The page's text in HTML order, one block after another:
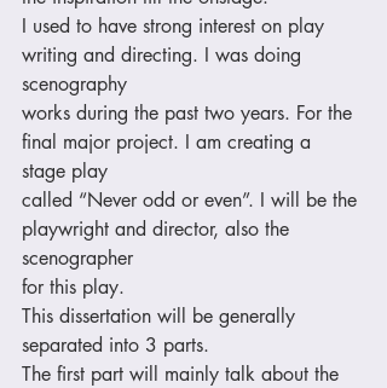
I used to have strong interest on play
writing and directing. I was doing
scenography
works during the past two years. For the
final major project. I am creating a
stage play
called “Never odd or even”. I will be the
playwright and director, also the
scenographer
for this play.
This dissertation will be generally
separated into 3 parts.
The first part will mainly talk about the